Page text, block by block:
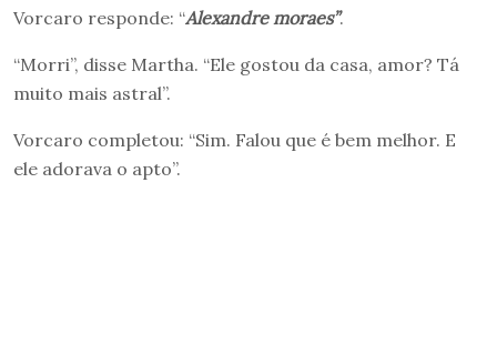
Vorcaro responde: “Alexandre moraes”.
“Morri”, disse Martha. “Ele gostou da casa, amor? Tá
muito mais astral”.
Vorcaro completou: “Sim. Falou que é bem melhor. E
ele adorava o apto”.